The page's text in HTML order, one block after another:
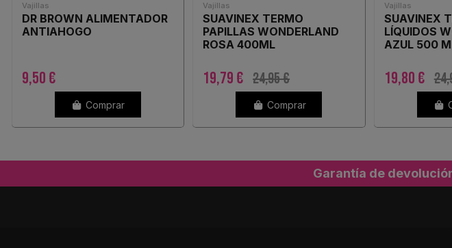
Vajillas
DR BROWN ALIMENTADOR
ANTIAHOGO
9,50 €
Comprar
Vajillas
SUAVINEX TERMO
PAPILLAS WONDERLAND
ROSA 400ML
19,79 € 24,95 €
Comprar
Vajillas
SUAVINEX
LÍQUIDOS
AZUL 500
19,80 €
Garantía de